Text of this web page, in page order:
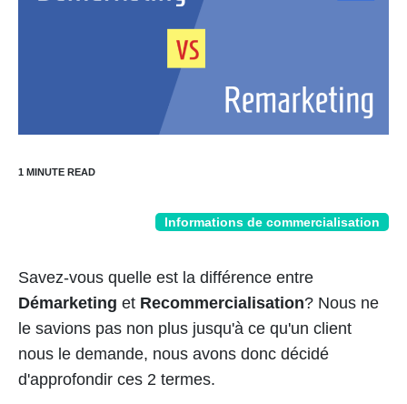
Informations de commercialisation
Savez-vous quelle est la différence entre
Démarketing et Recommercialisation? Nous ne
le savions pas non plus jusqu'à ce qu'un client
nous le demande, nous avons donc décidé
d'approfondir ces 2 termes.